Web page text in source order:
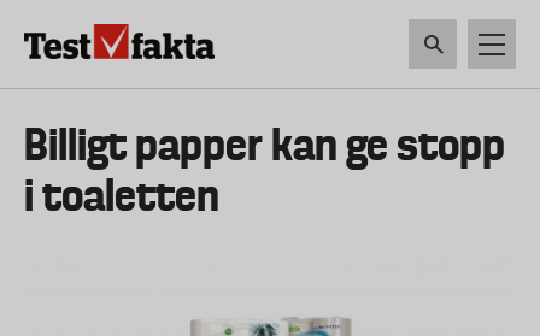
Huvudmeny
ny
Billigt papper kan ge stopp
i toaletten